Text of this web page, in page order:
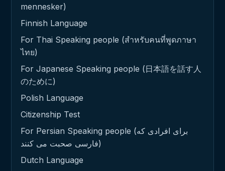
mennesker)
Finnish Language
For Thai Speaking people (สำหรับคนที่พูดภาษา
ไทย)
For Japanese Speaking people (日本語を話す人
のために)
Polish Language
Citizenship Test
For Persian Speaking people (برای افرادی که
فارسی صحبت می کنند)
Dutch Language